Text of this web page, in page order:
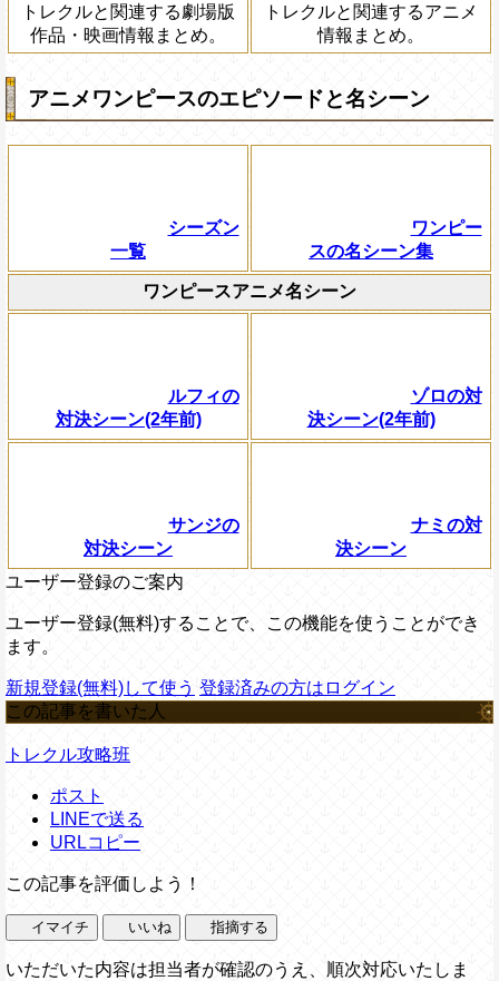
トレクルと関連する劇場版
作品・映画情報まとめ。
トレクルと関連するアニメ
情報まとめ。
アニメワンピースのエピソードと名シーン
シーズン
一覧
ワンピー
スの名シーン集
ワンピースアニメ名シーン
ルフィの
対決シーン(2年前)
ゾロの対
決シーン(2年前)
サンジの
対決シーン
ナミの対
決シーン
ユーザー登録のご案内
ユーザー登録(無料)することで、この機能を使うことができ
ます。
新規登録(無料)して使う 登録済みの方はログイン
この記事を書いた人
トレクル攻略班
ポスト
LINEで送る
URLコピー
この記事を評価しよう！
イマイチ いいね 指摘する
いただいた内容は担当者が確認のうえ、順次対応いたしま